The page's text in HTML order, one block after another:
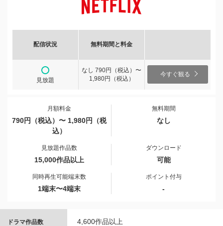
配信状況 無料期間と料金
見放題
なし 790円（税込）〜
1,980円（税込）
今すぐ観る
月額料金
790円（税込）〜 1,980円（税
込）
無料期間
なし
見放題作品数
15,000作品以上
ダウンロード
可能
同時再生可能端末数
1端末〜4端末
ポイント付与
-
ドラマ作品数 4,600作品以上